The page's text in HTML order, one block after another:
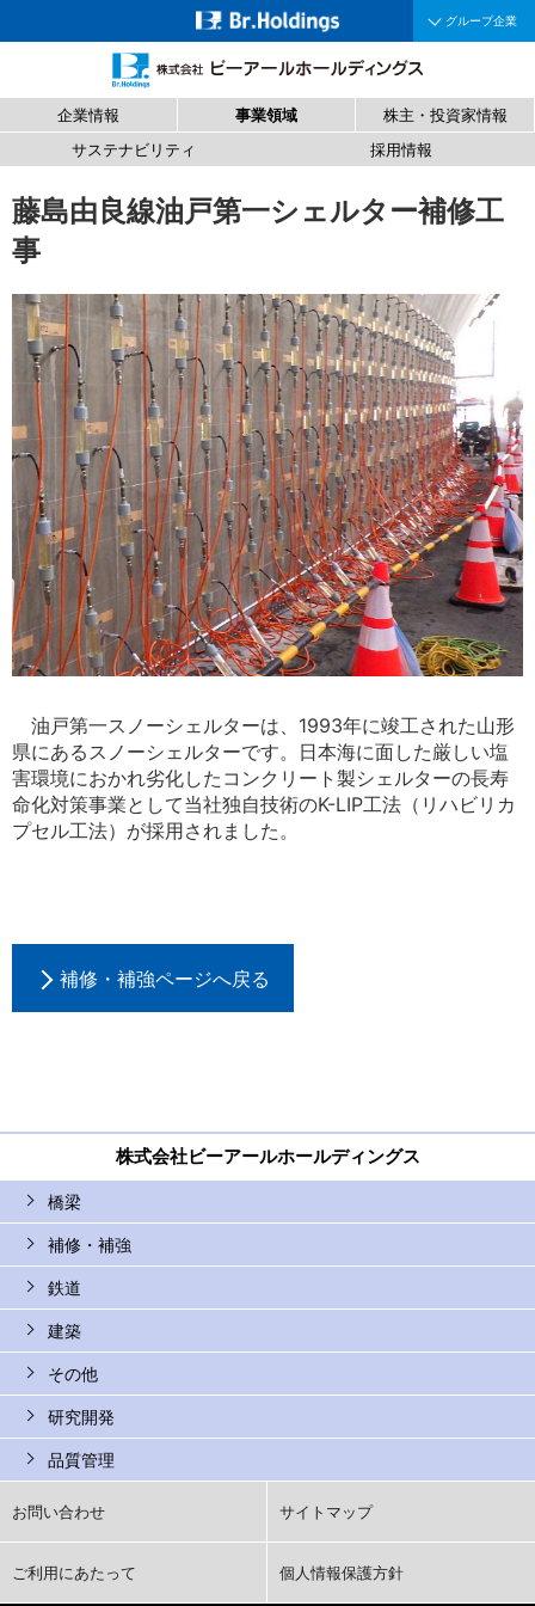
グループ企業
企業情報 事業領域
株主・投資家情報
サステナビリティ
採用情報
株式会社ビーアールホールディングス
橋梁
補修・補強
鉄道
建築
その他
研究開発
品質管理
藤島由良線油戸第一シェルター補修工
事
油戸第一スノーシェルターは、1993年に竣工された山形
県にあるスノーシェルターです。日本海に面した厳しい塩
害環境におかれ劣化したコンクリート製シェルターの長寿
命化対策事業として当社独自技術のK-LIP工法（リハビリカ
プセル工法）が採用されました。
補修・補強ページへ戻る
お問い合わせ サイトマップ
ご利用にあたって 個人情報保護方針